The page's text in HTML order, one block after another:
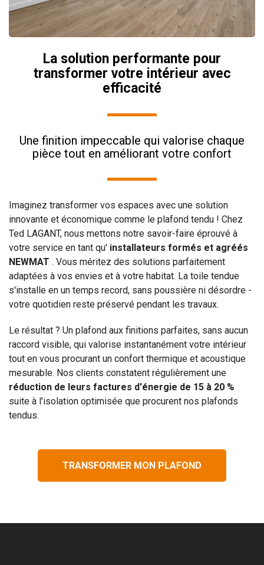
La solution performante pour
transformer votre intérieur avec
efficacité
Une finition impeccable qui valorise chaque
pièce tout en améliorant votre confort
Imaginez transformer vos espaces avec une solution
innovante et économique comme le plafond tendu ! Chez
Ted LAGANT, nous mettons notre savoir-faire éprouvé à
votre service en tant qu' installateurs formés et agréés
NEWMAT . Vous méritez des solutions parfaitement
adaptées à vos envies et à votre habitat. La toile tendue
s'installe en un temps record, sans poussière ni désordre -
votre quotidien reste préservé pendant les travaux.
Le résultat ? Un plafond aux finitions parfaites, sans aucun
raccord visible, qui valorise instantanément votre intérieur
tout en vous procurant un confort thermique et acoustique
mesurable. Nos clients constatent régulièrement une
réduction de leurs factures d'énergie de 15 à 20 %
suite à l'isolation optimisée que procurent nos plafonds
tendus.
TRANSFORMER MON PLAFOND